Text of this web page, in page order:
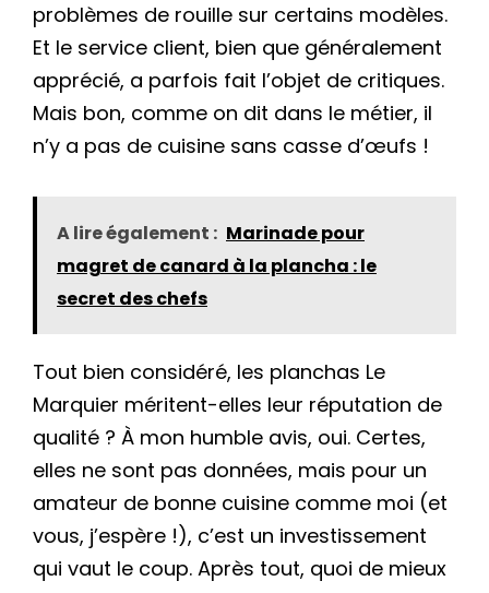
problèmes de rouille sur certains modèles.
Et le service client, bien que généralement
apprécié, a parfois fait l’objet de critiques.
Mais bon, comme on dit dans le métier, il
n’y a pas de cuisine sans casse d’œufs !
A lire également : Marinade pour
magret de canard à la plancha : le
secret des chefs
Tout bien considéré, les planchas Le
Marquier méritent-elles leur réputation de
qualité ? À mon humble avis, oui. Certes,
elles ne sont pas données, mais pour un
amateur de bonne cuisine comme moi (et
vous, j’espère !), c’est un investissement
qui vaut le coup. Après tout, quoi de mieux